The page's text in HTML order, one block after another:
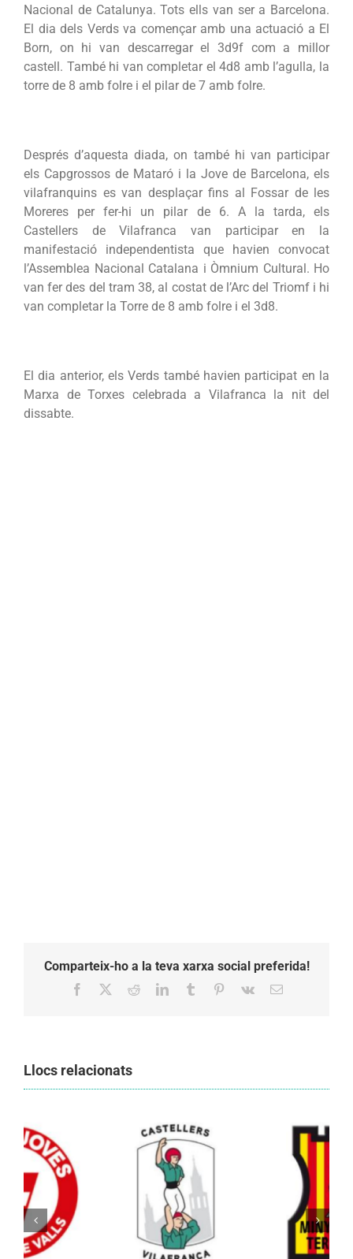
Nacional de Catalunya. Tots ells van ser a Barcelona.
El dia dels Verds va començar amb una actuació a El
Born, on hi van descarregar el 3d9f com a millor
castell. També hi van completar el 4d8 amb l’agulla, la
torre de 8 amb folre i el pilar de 7 amb folre.
Després d’aquesta diada, on també hi van participar
els Capgrossos de Mataró i la Jove de Barcelona, els
vilafranquins es van desplaçar fins al Fossar de les
Moreres per fer-hi un pilar de 6. A la tarda, els
Castellers de Vilafranca van participar en la
manifestació independentista que havien convocat
l’Assemblea Nacional Catalana i Òmnium Cultural. Ho
van fer des del tram 38, al costat de l’Arc del Triomf i hi
van completar la Torre de 8 amb folre i el 3d8.
El dia anterior, els Verds també havien participat en la
Marxa de Torxes celebrada a Vilafranca la nit del
dissabte.
Comparteix-ho a la teva xarxa social preferida!
Facebook RedditLinkedInTumblr Pinterest
Vk Email:
Llocs relacionats
Els Castellers de Vilafranca unieixen tradició i
patrimoni en un viatge de colla a la Vall
d’Aran i a la Vall de Boí